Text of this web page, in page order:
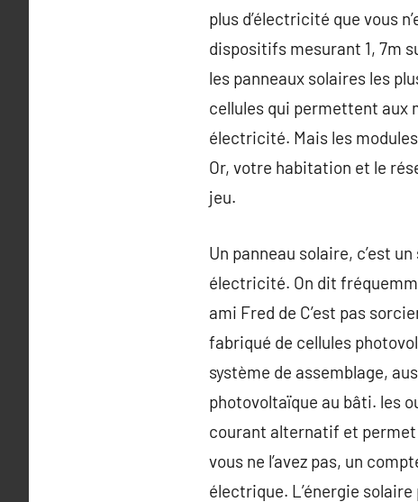
plus d’électricité que vous
dispositifs mesurant 1, 7m
les panneaux solaires les
cellules qui permettent aux
électricité. Mais les
Or, votre habitation et le
jeu.
Un panneau solaire, c’est
électricité. On dit
ami Fred de C’est pas
fabriqué de cellules
système de assemblage,
photovoltaïque au bâti. les
courant alternatif et permet
vous ne l’avez pas, un
électrique. L’énergie